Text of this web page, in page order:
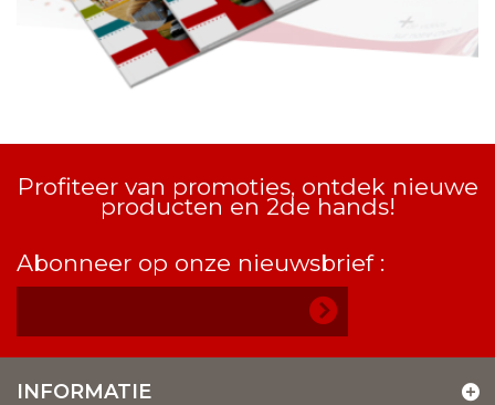
Profiteer van promoties, ontdek nieuwe
producten en 2de hands!
Abonneer op onze nieuwsbrief :
INFORMATIE